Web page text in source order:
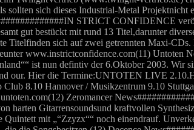
sich dieses Industrial-Metal Projektnicht
STRICT CONFIDENCE
gut bestückt mit rund 13 Titel,darunter
sich auf zwei getrennten Maxi-CDs.
www.instrictconfidence.com(11) Untoten
ist nun defintiv der 6.Oktober 2003. Wir
our. Hier die Termine:UNTOTEN LIVE
8.10 Hannover / Musikzentrum 9.10
Zeromancer
Gitarrensoundsund kraftvollen
mit „“Zzyzx““ noch einendrauf.